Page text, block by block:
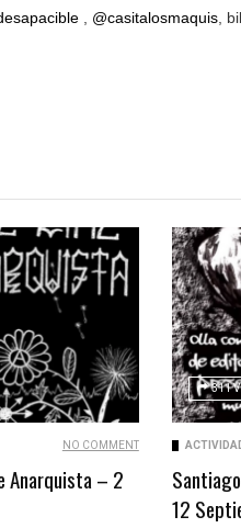
, @casitalosmaquis,
NO COMMENT
Anarquista – 2
311
12